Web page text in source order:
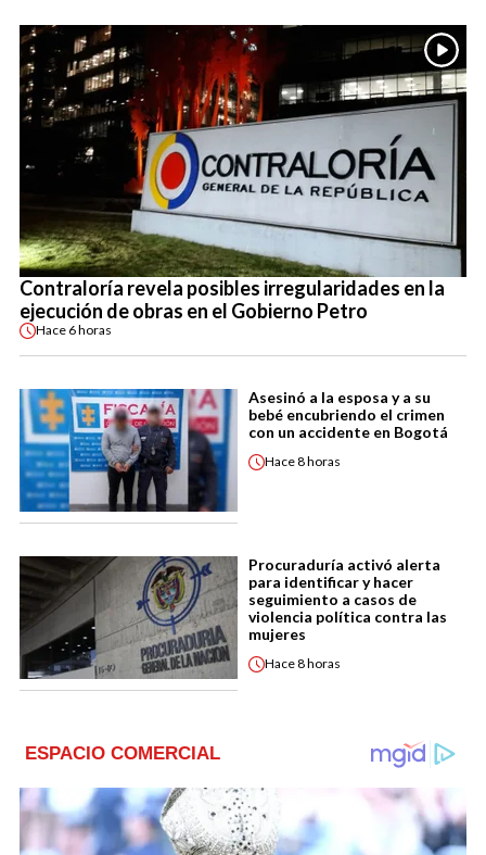
Contraloría revela posibles irregularidades en la
ejecución de obras en el Gobierno Petro
Hace 6 horas
Asesinó a la esposa y a su
bebé encubriendo el crimen
con un accidente en Bogotá
Hace8 horas
Procuraduría activó alerta
para identificar y hacer
seguimiento a casos de
violencia política contra las
mujeres
Hace8 horas